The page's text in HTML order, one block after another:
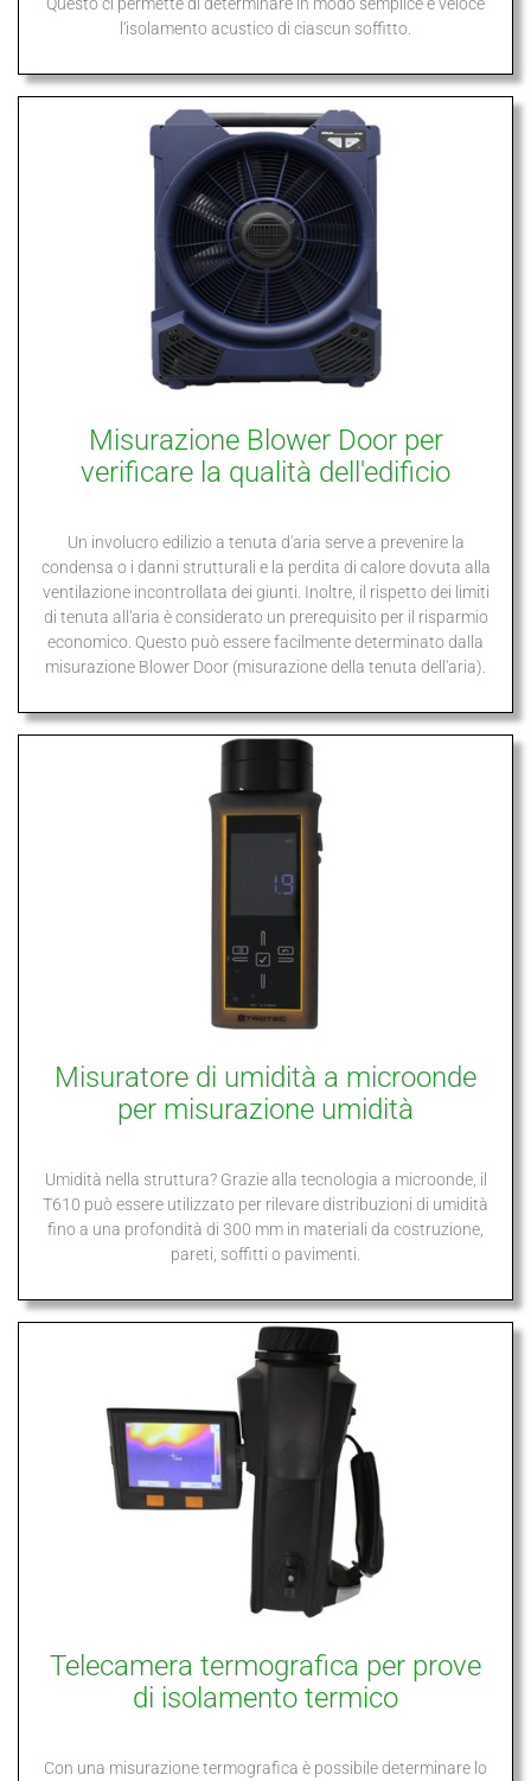
l'isolamento acustico di ciascun soffitto.
Misurazione Blower Door per
verificare la qualità dell'edificio
Un involucro edilizio a tenuta d'aria serve a prevenire la
condensa o i danni strutturali e la perdita di calore dovuta alla
ventilazione incontrollata dei giunti. Inoltre, il rispetto dei limiti
di tenuta all'aria è considerato un prerequisito per il risparmio
economico. Questo può essere facilmente determinato dalla
misurazione Blower Door (misurazione della tenuta dell'aria).
Misuratore di umidità a microonde
per misurazione umidità
Umidità nella struttura? Grazie alla tecnologia a microonde, il
T610 può essere utilizzato per rilevare distribuzioni di umidità
fino a una profondità di 300 mm in materiali da costruzione,
pareti, soffitti o pavimenti.
Telecamera termografica per prove
di isolamento termico
Con una misurazione termografica è possibile determinare lo